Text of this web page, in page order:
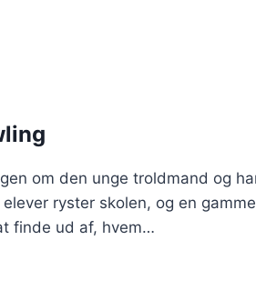
om den unge troldmand og
ryster skolen, og en
finde ud af, hvem…